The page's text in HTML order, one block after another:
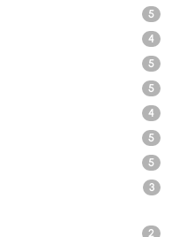
5
4
5
5
4
5
5
3
2